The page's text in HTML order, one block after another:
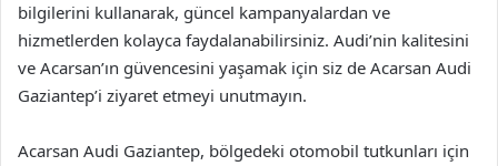
bilgilerini kullanarak, güncel kampanyalardan ve
hizmetlerden kolayca faydalanabilirsiniz. Audi’nin kalitesini
ve Acarsan’ın güvencesini yaşamak için siz de Acarsan Audi
Gaziantep’i ziyaret etmeyi unutmayın.
Acarsan Audi Gaziantep, bölgedeki otomobil tutkunları için